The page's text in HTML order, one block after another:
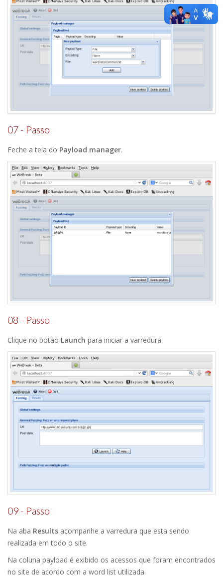
07 - Passo
Feche a tela do Payload manager.
08 - Passo
Clique no botão Launch para iniciar a varredura.
09 - Passo
Na aba Results acompanhe a varredura que esta sendo
realizada em todo o site.
Na coluna payload é exibido os acessos que foram encontrados
no site de acordo com a word list utilizada.